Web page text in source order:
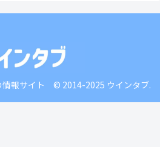
情報サイト © 2014-2025 ウインタブ.